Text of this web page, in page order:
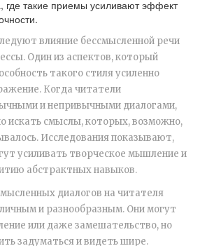
где такие приемы усиливают эффект
влияние бессмысленной речи
Один из аспектов, который
такого стиля усиленно
Когда читатели
и непривычными диалогами,
искать смыслы, которых, возможно,
Исследования показывают,
усиливать творческое мышление и
абстрактных навыков.
диалогов на читателя
и разнообразным. Они могут
или даже замешательство, но
задуматься и видеть шире.